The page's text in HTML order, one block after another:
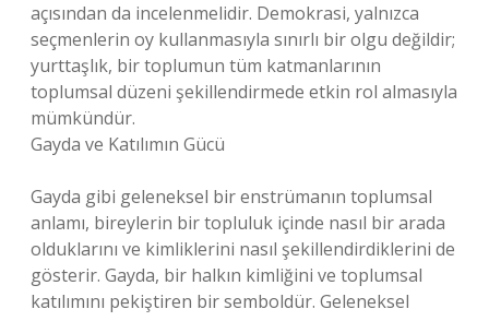
açısından da incelenmelidir. Demokrasi, yalnızca
seçmenlerin oy kullanmasıyla sınırlı bir olgu değildir;
yurttaşlık, bir toplumun tüm katmanlarının
toplumsal düzeni şekillendirmede etkin rol almasıyla
mümkündür.
Gayda ve Katılımın Gücü
Gayda gibi geleneksel bir enstrümanın toplumsal
anlamı, bireylerin bir topluluk içinde nasıl bir arada
olduklarını ve kimliklerini nasıl şekillendirdiklerini de
gösterir. Gayda, bir halkın kimliğini ve toplumsal
katılımını pekiştiren bir semboldür. Geleneksel